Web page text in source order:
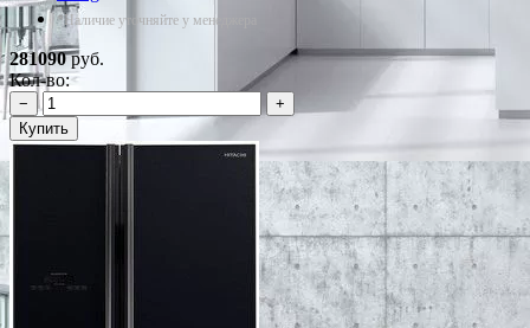
*Наличие уточняйте у менеджера
281090руб.
Кол-во:
−
+
Купить